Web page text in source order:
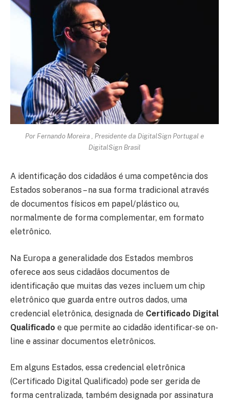
Por Fernando Moreira , Presidente da DigitalSign Portugal e
DigitalSign Brasil
A identificação dos cidadãos é uma competência dos
Estados soberanos – na sua forma tradicional através
de documentos físicos em papel/plástico ou,
normalmente de forma complementar, em formato
eletrônico.
Na Europa a generalidade dos Estados membros
oferece aos seus cidadãos documentos de
identificação que muitas das vezes incluem um chip
eletrônico que guarda entre outros dados, uma
credencial eletrônica, designada de Certificado Digital
Qualificado e que permite ao cidadão identificar-se on-
line e assinar documentos eletrônicos.
Em alguns Estados, essa credencial eletrônica
(Certificado Digital Qualificado) pode ser gerida de
forma centralizada, também designada por assinatura